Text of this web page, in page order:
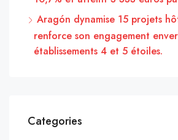
Aragón dynamise 15 projets
renforce son engagement
établissements 4 et 5 étoiles.
Categories